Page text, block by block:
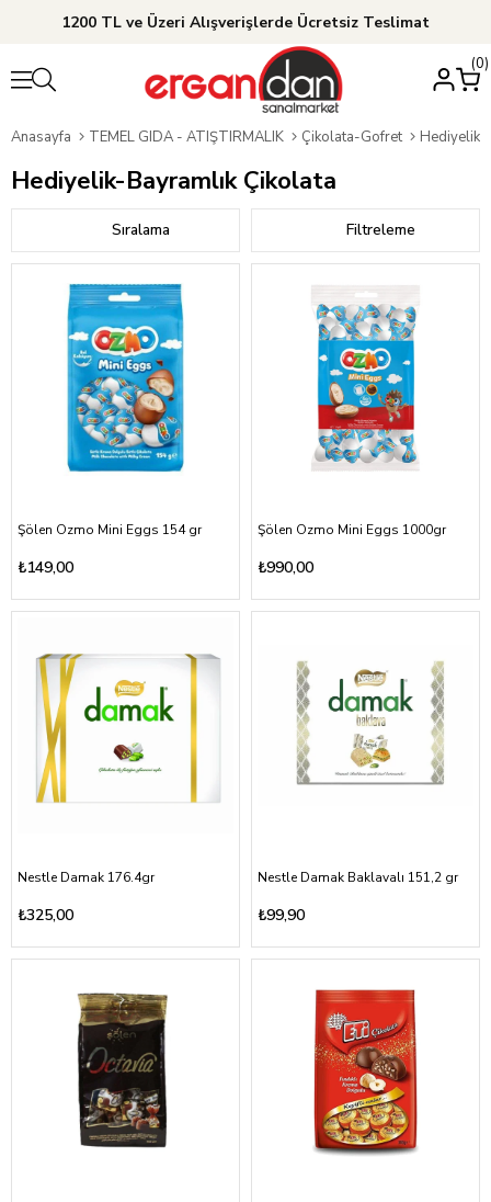
1200 TL ve Üzeri Alışverişlerde Ücretsiz Teslimat
0
Anasayfa TEMEL GIDA - ATIŞTIRMALIK Çikolata-Gofret Hediyelik-
Hediyelik-Bayramlık Çikolata
Filtreleme
Sıralama
Şölen Ozmo Mini Eggs 154 gr
₺149,00
Şölen Ozmo Mini Eggs 1000gr
₺990,00
Nestle Damak 176.4gr
₺325,00
Nestle Damak Baklavalı 151,2 gr
₺99,90